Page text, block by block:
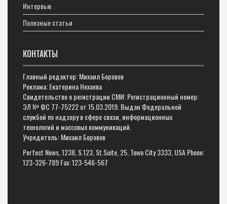
Интервью
Полезные статьи
КОНТАКТЫ
Главный редактор: Михаил Боровов
Реклама: Екатерина Нехаева
Свидетельство о регистрации СМИ: Регистрационный номер:
ЭЛ № ФС 77-75222 от 15.03.2019. Выдан Федеральной
службой по надзору в сфере связи, информационных
технологий и массовых коммуникаций.
Учредитель: Михаил Боровов
Perfect News, 1238, S.123, St.Suite, 25, Town City 3333, USA Phone:
123-326-789 Fax: 123-546-567